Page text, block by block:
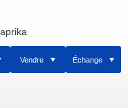
Vendre Échange